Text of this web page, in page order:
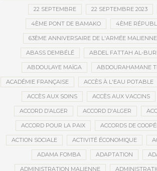
22 SEPTEMBRE 22 SEPTEMBRE 2023
4ÈME PONT DE BAMAKO 4ÈME
63ÈME ANNIVERSAIRE DE L'ARMÉE MALIENNE
ABASS DEMBÉLÉ ABDEL FATTAH AL-
ABDOULAYE MAÏGA ABDOURAHAMANE
ACADÉMIE FRANÇAISE ACCÈS À L'EAU POTABLE
ACCÈS AUX SOINS ACCÈS AUX VACCINS
ACCORD D’ALGER ACCORD D'ALGER
ACCORD POUR LA PAIX ACCORDS DE
ACTION SOCIALE ACTIVITÉ ÉCONOMIQUE
ADAMA FOMBA ADAPTATION
ADMINISTRATION MALIENNE